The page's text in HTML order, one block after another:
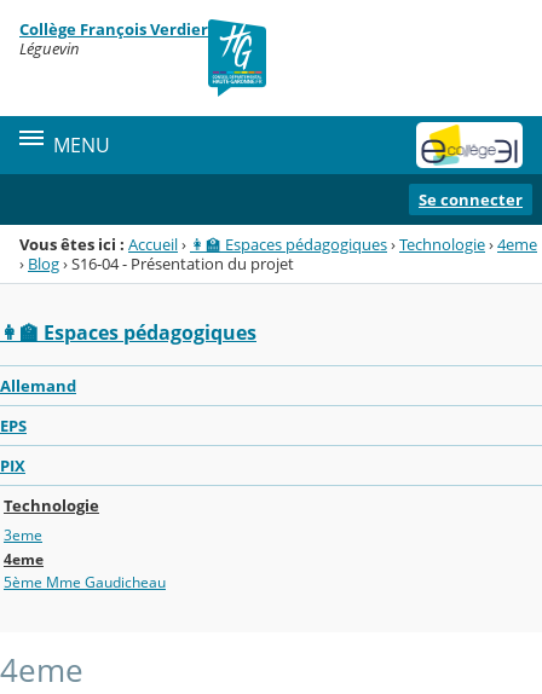
Menu de la rubrique
Contenu
Collège François Verdier
Léguevin
MENU
Se connecter
Vous êtes ici : Accueil› 👩‍🏫 Espaces pédagogiques›Technologie›4eme
› Blog›S16-04 - Présentation du projet
👩‍🏫 Espaces pédagogiques
Allemand
EPS
PIX
Technologie
3eme
4eme
5ème Mme Gaudicheau
4eme